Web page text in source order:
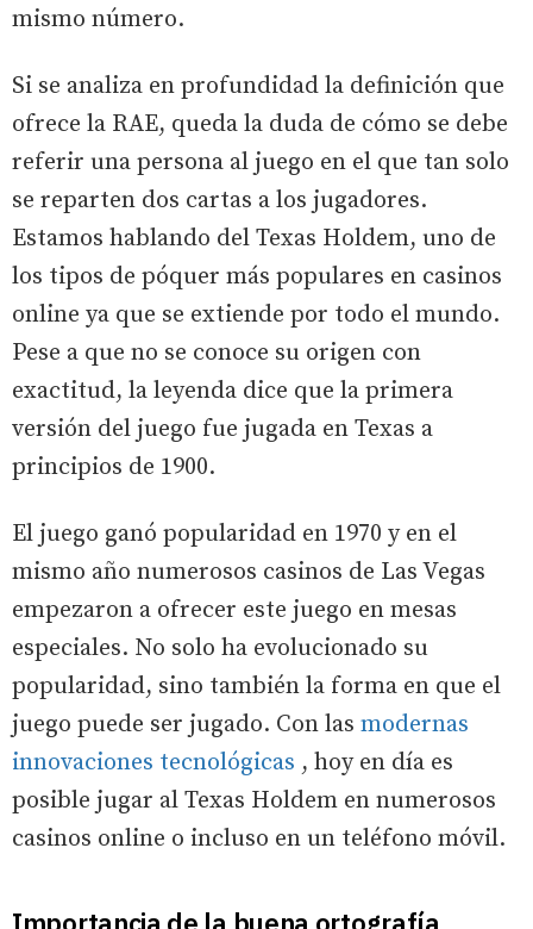
mismo número.
Si se analiza en profundidad la definición que
ofrece la RAE, queda la duda de cómo se debe
referir una persona al juego en el que tan solo
se reparten dos cartas a los jugadores.
Estamos hablando del Texas Holdem, uno de
los tipos de póquer más populares en casinos
online ya que se extiende por todo el mundo.
Pese a que no se conoce su origen con
exactitud, la leyenda dice que la primera
versión del juego fue jugada en Texas a
principios de 1900.
El juego ganó popularidad en 1970 y en el
mismo año numerosos casinos de Las Vegas
empezaron a ofrecer este juego en mesas
especiales. No solo ha evolucionado su
popularidad, sino también la forma en que el
juego puede ser jugado. Con las modernas
innovaciones tecnológicas , hoy en día es
posible jugar al Texas Holdem en numerosos
casinos online o incluso en un teléfono móvil.
Importancia de la buena ortografía